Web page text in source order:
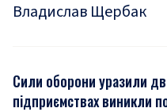
Владислав Щербак
Сили оборони уразили
підприємствах виникли